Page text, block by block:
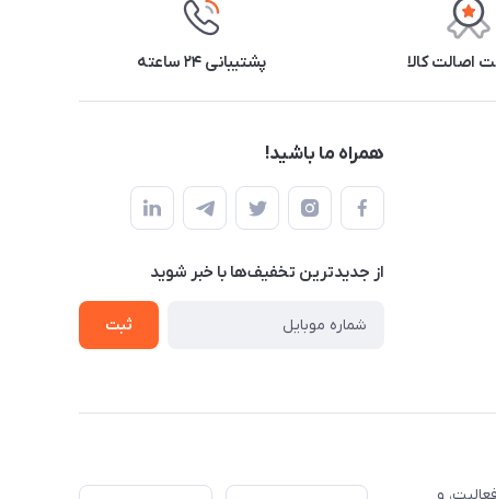
اصالت کالا پشتیبانی ۲۴ ساعته
همراه ما باشید!
از جدید‌ترین تخفیف‌ها با‌ خبر شوید
ثبت